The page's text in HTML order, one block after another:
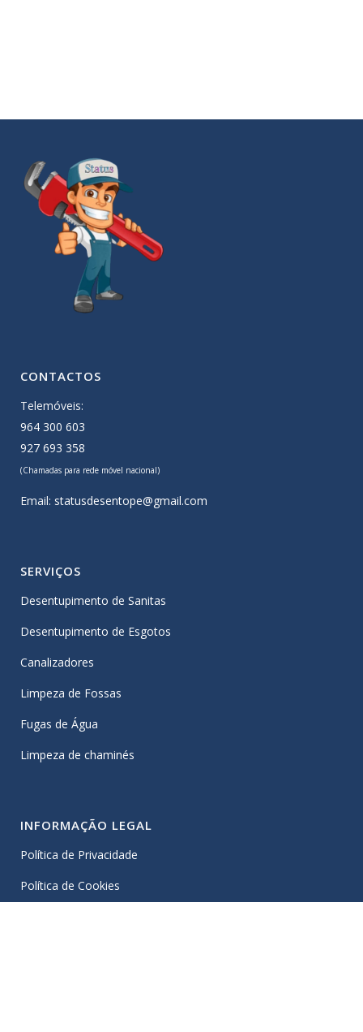
CONTACTOS
Telemóveis:
964 300 603
927 693 358
(Chamadas para rede móvel nacional)
Email: statusdesentope@gmail.com
SERVIÇOS
Desentupimento de Sanitas
Desentupimento de Esgotos
Canalizadores
Limpeza de Fossas
Fugas de Água
Limpeza de chaminés
INFORMAÇÃO LEGAL
Política de Privacidade
Política de Cookies